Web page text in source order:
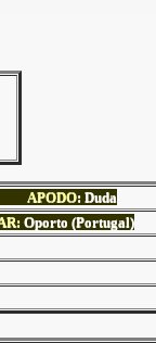
APODO: Duda
Oporto (Portugal)